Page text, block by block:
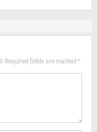
Required fields are marked *